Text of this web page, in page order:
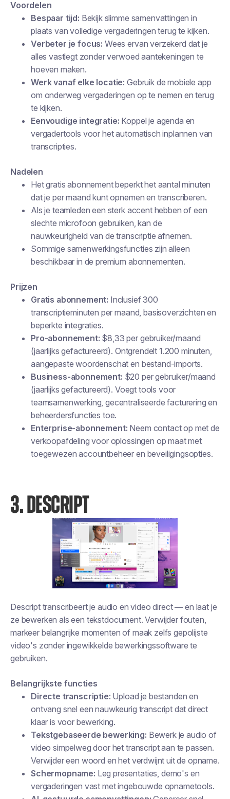
Voordelen
Bespaar tijd: Bekijk slimme samenvattingen in
plaats van volledige vergaderingen terug te kijken.
Verbeter je focus: Wees ervan verzekerd dat je
alles vastlegt zonder verwoed aantekeningen te
hoeven maken.
Werk vanaf elke locatie: Gebruik de mobiele app
om onderweg vergaderingen op te nemen en terug
te kijken.
Eenvoudige integratie: Koppel je agenda en
vergadertools voor het automatisch inplannen van
transcripties.
Nadelen
Het gratis abonnement beperkt het aantal minuten
dat je per maand kunt opnemen en transcriberen.
Als je teamleden een sterk accent hebben of een
slechte microfoon gebruiken, kan de
nauwkeurigheid van de transcriptie afnemen.
Sommige samenwerkingsfuncties zijn alleen
beschikbaar in de premium abonnementen.
Prijzen
Gratis abonnement: Inclusief 300
transcriptieminuten per maand, basisoverzichten en
beperkte integraties.
Pro-abonnement: $8,33 per gebruiker/maand
(jaarlijks gefactureerd). Ontgrendelt 1.200 minuten,
aangepaste woordenschat en bestand-imports.
Business-abonnement: $20 per gebruiker/maand
(jaarlijks gefactureerd). Voegt tools voor
teamsamenwerking, gecentraliseerde facturering en
beheerdersfuncties toe.
Enterprise-abonnement: Neem contact op met de
verkoopafdeling voor oplossingen op maat met
toegewezen accountbeheer en beveiligingsopties.
3. DESCRIPT
Descript transcribeert je audio en video direct — en laat je
ze bewerken als een tekstdocument. Verwijder fouten,
markeer belangrijke momenten of maak zelfs gepolijste
video's zonder ingewikkelde bewerkingssoftware te
gebruiken.
Belangrijkste functies
Directe transcriptie: Upload je bestanden en
ontvang snel een nauwkeurig transcript dat direct
klaar is voor bewerking.
Tekstgebaseerde bewerking: Bewerk je audio of
video simpelweg door het transcript aan te passen.
Verwijder een woord en het verdwijnt uit de opname.
Schermopname: Leg presentaties, demo's en
vergaderingen vast met ingebouwde opnametools.